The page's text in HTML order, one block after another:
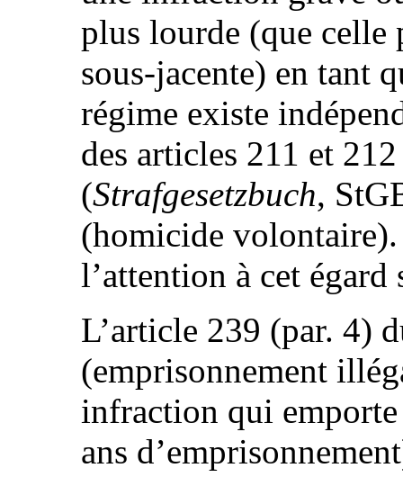
plus lourde (que celle
sous-jacente) en tant
régime existe
des articles 211 et
(Strafgesetzbuch,
(homicide
l’attention à cet égard
L’article 239 (par. 4)
(emprisonnement
infraction qui
ans